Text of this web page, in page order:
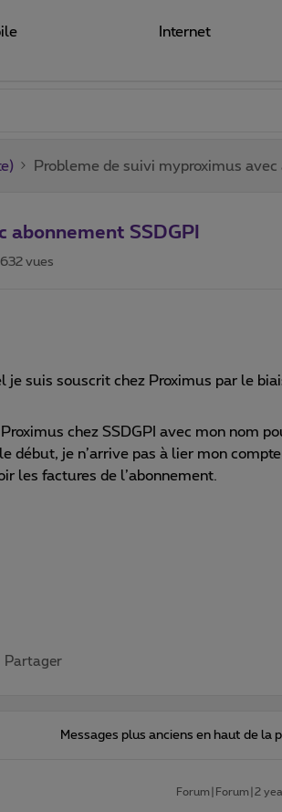
Internet
Probleme de suivi myproximus avec
abonnement SSDGPI
632 vues
je suis souscrit chez Proximus par le
chez SSDGPI avec mon nom
début, je n’arrive pas à lier mon compte
les factures de l’abonnement.
Partager
Messages plus anciens en haut de la
Forum|Forum|2